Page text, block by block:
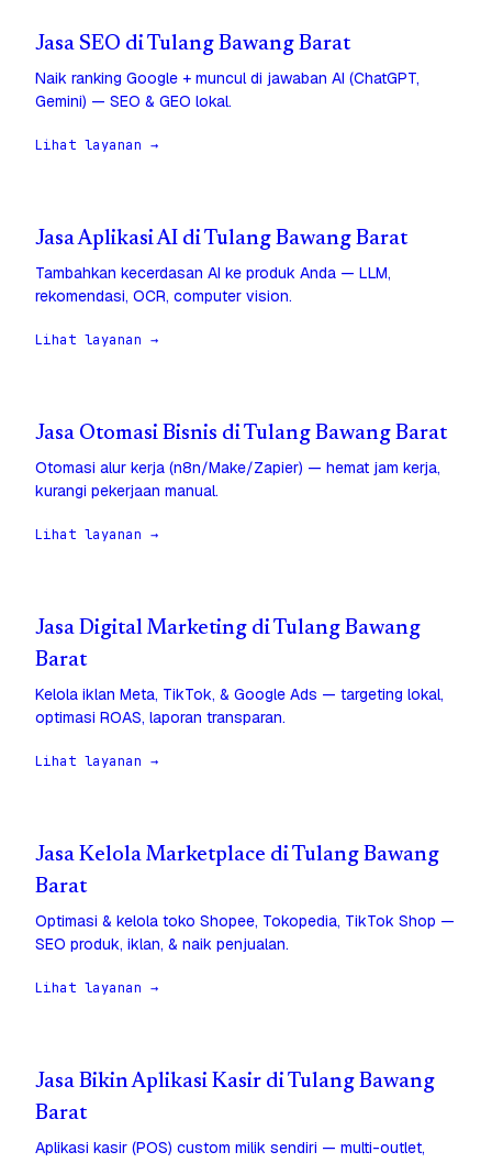
Jasa SEO di Tulang Bawang Barat
Naik ranking Google + muncul di jawaban AI (ChatGPT,
Gemini) — SEO & GEO lokal.
Lihat layanan →
Jasa Aplikasi AI di Tulang Bawang Barat
Tambahkan kecerdasan AI ke produk Anda — LLM,
rekomendasi, OCR, computer vision.
Lihat layanan →
Jasa Otomasi Bisnis di Tulang Bawang Barat
Otomasi alur kerja (n8n/Make/Zapier) — hemat jam kerja,
kurangi pekerjaan manual.
Lihat layanan →
Jasa Digital Marketing di Tulang Bawang
Barat
Kelola iklan Meta, TikTok, & Google Ads — targeting lokal,
optimasi ROAS, laporan transparan.
Lihat layanan →
Jasa Kelola Marketplace di Tulang Bawang
Barat
Optimasi & kelola toko Shopee, Tokopedia, TikTok Shop —
SEO produk, iklan, & naik penjualan.
Lihat layanan →
Jasa Bikin Aplikasi Kasir di Tulang Bawang
Barat
Aplikasi kasir (POS) custom milik sendiri — multi-outlet,